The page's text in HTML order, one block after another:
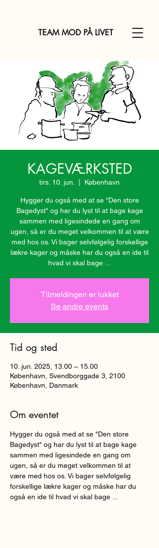
TEAM MOD PÅ LIVET
KAGEVÆRKSTED
tirs. 10. jun. København
Hygger du også med at se "Den store
Bagedyst" og har du lyst til at bage kage
sammen med ligesindede en gang om
ugen, så er du meget velkommen til at være
med hos os. Vi bager selvfølgelig forskellige
lækre kager og måske har du også en ide til
hvad vi skal bage ...
Tilmeldingen er lukket
Se andre events
Tid og sted
10. jun. 2025, 13.00 – 15.00
København, Svendborggade 3, 2100
København, Danmark
Om eventet
Hygger du også med at se "Den store
Bagedyst" og har du lyst til at bage kage
sammen med ligesindede en gang om
ugen, så er du meget velkommen til at
være med hos os. Vi bager selvfølgelig
forskellige lækre kager og måske har du
også en ide til hvad vi skal bage ...